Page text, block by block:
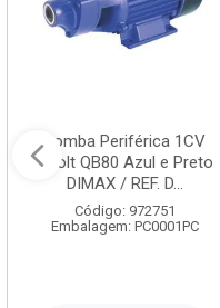
Bomba Periférica 1CV
Bivolt QB80 Azul e Preto
DIMAX / REF. D...
Código: 972751
Embalagem: PC0001PC